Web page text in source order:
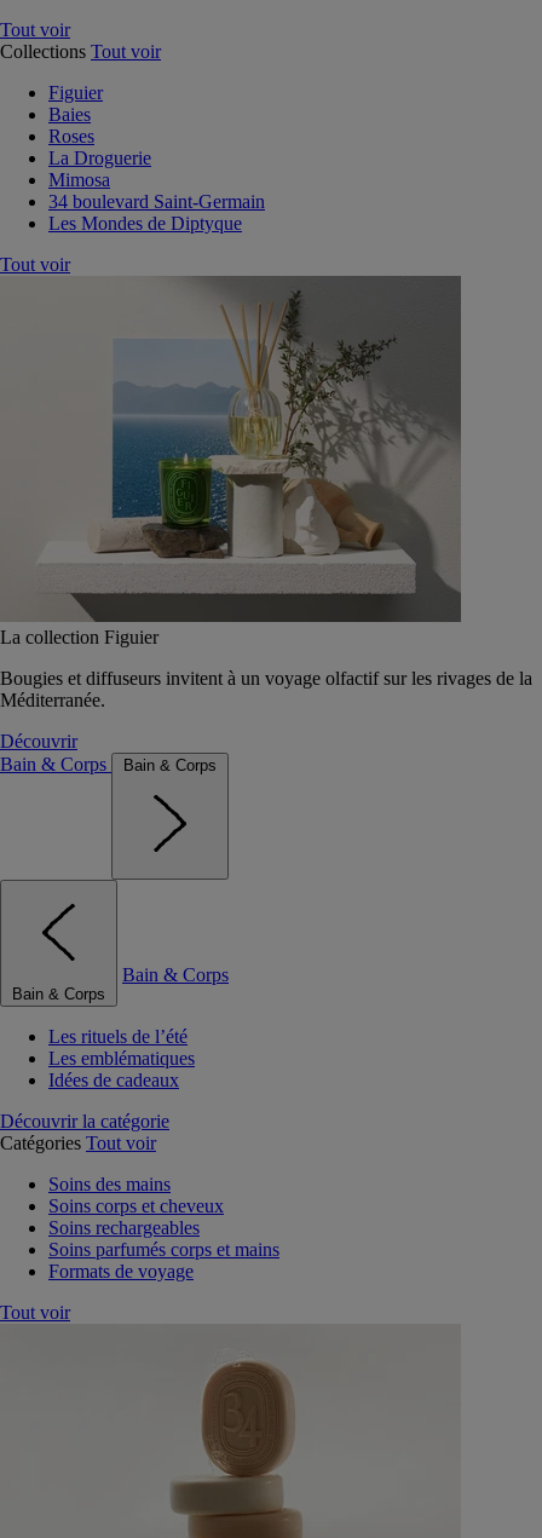
Tout voir
Collections Tout voir
Figuier
Baies
Roses
La Droguerie
Mimosa
34 boulevard Saint-Germain
Les Mondes de Diptyque
Tout voir
La collection Figuier
Bougies et diffuseurs invitent à un voyage olfactif sur les rivages de la
Méditerranée.
Découvrir
Bain & Corps
Bain & Corps
Bain & Corps
Bain & Corps
Les rituels de l’été
Les emblématiques
Idées de cadeaux
Découvrir la catégorie
Catégories Tout voir
Soins des mains
Soins corps et cheveux
Soins rechargeables
Soins parfumés corps et mains
Formats de voyage
Tout voir